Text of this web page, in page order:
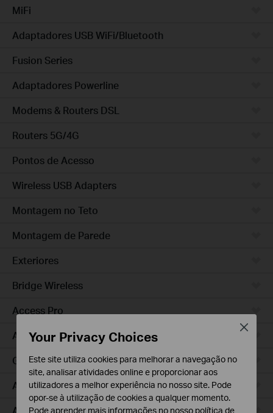
MiFi
Adaptadores USB WiFi/Bluetooth
Fusion Series
Adaptadores Powerline
Modems & Routers DSL
Routers 5G/4G
Pontos de Acesso
Wireless USB Adapters
Montagem no Teto
Montagem de Parede
Exteriores
Bridge Wireless
Access Pro
Access Plus
GPON
Agile
Access
Your Privacy Choices
Este site utiliza cookies para melhorar a navegação no
site, analisar atividades online e proporcionar aos
utilizadores a melhor experiência no nosso site. Pode
opor-se à utilização de cookies a qualquer momento.
Pode aprender mais informações no nosso política de
Close